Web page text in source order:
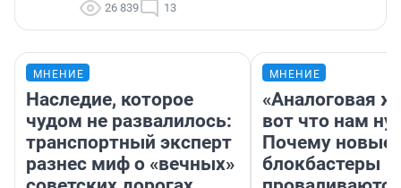
26 839 13
МНЕНИЕ
Наследие, которое
чудом не развалилось:
транспортный эксперт
разнес миф о «вечных»
МНЕНИЕ
«Аналоговая
вот что нам
Почему новые
блокбастеры